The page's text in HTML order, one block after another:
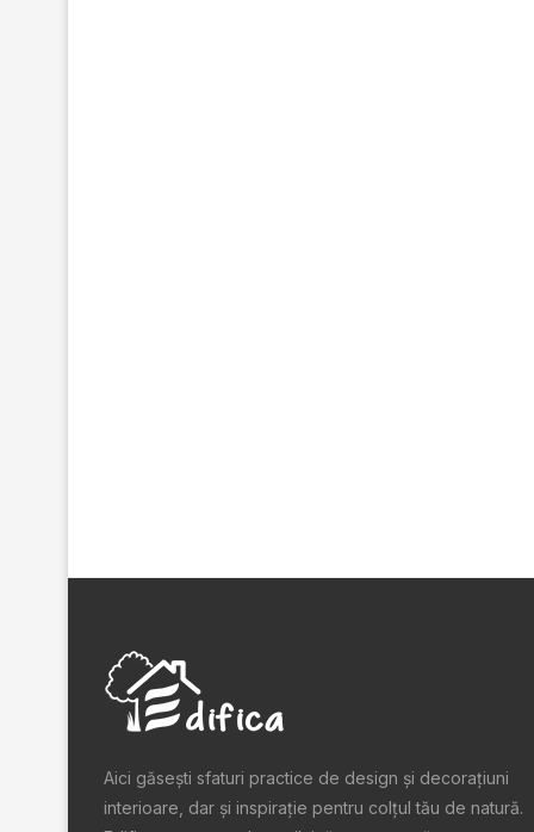
Aici găsești sfaturi practice de design şi decoraţiuni
interioare, dar și inspiraţie pentru colţul tău de natură.